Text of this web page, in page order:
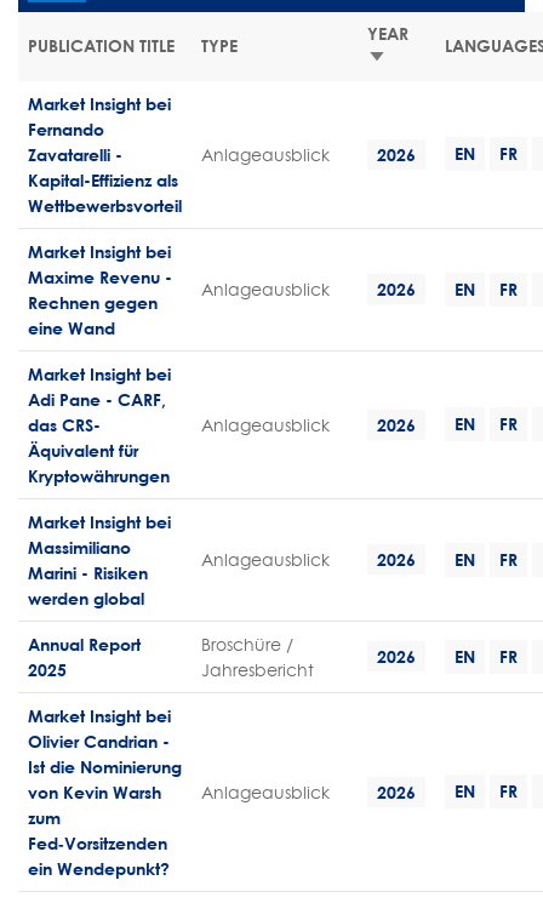
PUBLICATION TITLE TYPE
YEAR
AUFSTEIGEND
Market Insight bei
Fernando
Zavatarelli -
Kapital-Effizienz als
Wettbewerbsvorteil
Anlageausblick 2026 EN FR
Market Insight bei
Maxime Revenu -
Rechnen gegen
eine Wand
Anlageausblick 2026 EN FR
Market Insight bei
Adi Pane - CARF,
das CRS-
Äquivalent für
Kryptowährungen
Anlageausblick 2026 EN FR
Market Insight bei
Massimiliano
Marini - Risiken
werden global
Anlageausblick 2026 EN FR
Annual Report
2025
Broschüre /
Jahresbericht
2026 EN FR
Market Insight bei
Olivier Candrian -
Ist die Nominierung
von Kevin Warsh
zum
Fed‑Vorsitzenden
ein Wendepunkt?
Anlageausblick 2026 EN FR